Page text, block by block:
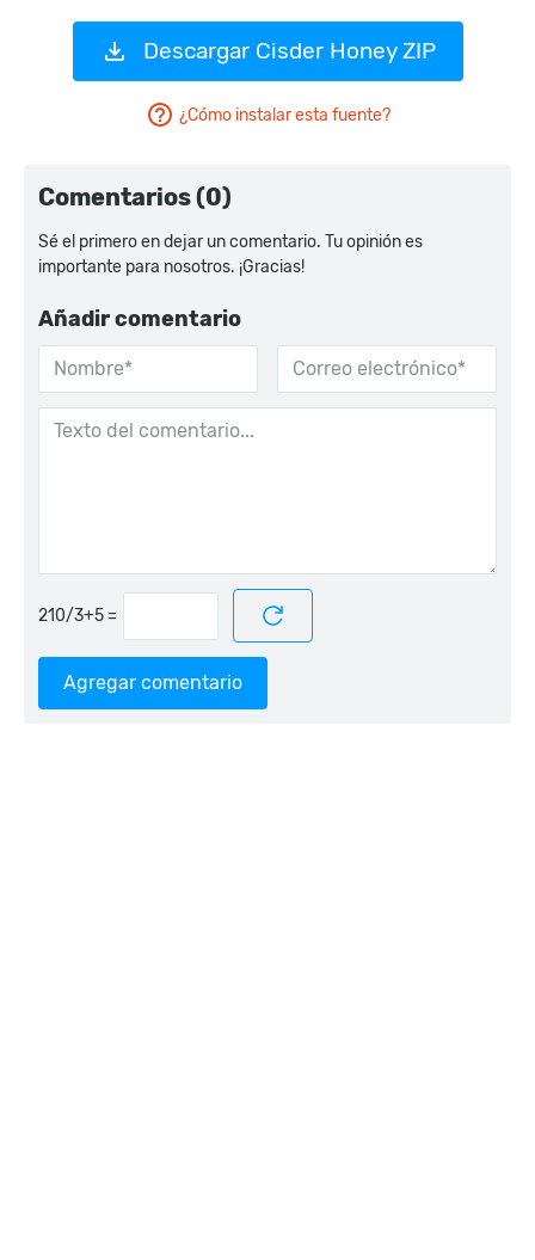
Descargar Cisder Honey ZIP
¿Cómo instalar esta fuente?
Comentarios (0)
Sé el primero en dejar un comentario. Tu opinión es
importante para nosotros. ¡Gracias!
Añadir comentario
=
Agregar comentario